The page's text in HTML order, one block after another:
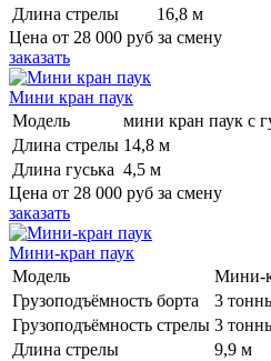
Длина стрелы
16,8 м
Цена от 28 000 руб за смену
заказать
Мини кран паук
Модель
мини кран паук с
Длина стрелы 14,8 м
Длина гуська 4,5 м
Цена от 28 000 руб за смену
заказать
Мини-кран паук
Модель
Мини-
Грузоподъёмность борта
3
Грузоподъёмность стрелы 3
Длина стрелы
9,9 м